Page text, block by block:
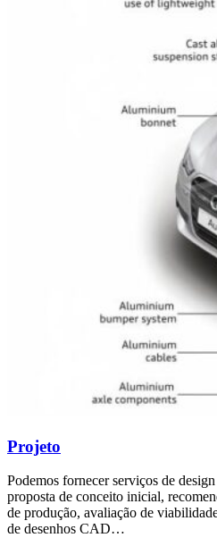
Projeto
Podemos fornecer serviços de
proposta de conceito inicial,
de produção, avaliação de
de desenhos CAD…